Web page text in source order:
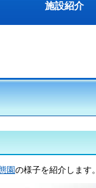
施設紹介
園の様子を紹介します。